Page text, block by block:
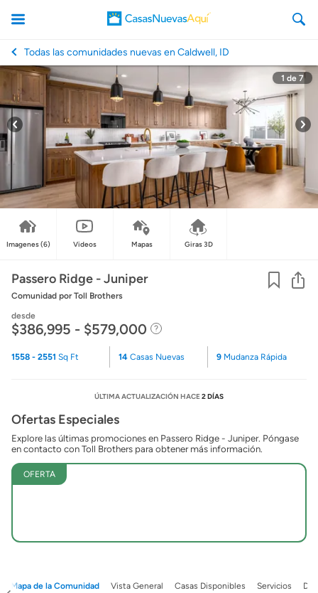
CasasNuevasAqui
Todas las comunidades nuevas en Caldwell, ID
1 de 7
Imagenes(6) Videos Mapas Giras 3D
Passero Ridge - Juniper
Comunidad por Toll Brothers
desde
$386,995 - $579,000
1558 - 2551 Sq Ft 14Casas Nuevas 9 Mudanza Rápida
ÚLTIMA ACTUALIZACIÓN HACE2 DÍAS
Ofertas Especiales
Explore las últimas promociones en Passero Ridge - Juniper. Póngase
en contacto con Toll Brothers para obtener más información.
OFERTA
Mapa de la Comunidad Vista General Casas Disponibles Servicios